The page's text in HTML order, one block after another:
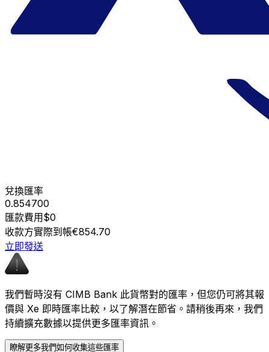
兌換匯率
0.854700
匯款費用$0
收款方實際到帳€854.70
立即發送
我們暫時沒有 CIMB Bank 此貨幣對的匯率，但您仍可將其報
價與 Xe 即時匯率比較，以了解潛在節省。請稍後再來，我們
持續擴充數據以提供更多匯率資訊。
瞭解更多我們如何收集這些匯率